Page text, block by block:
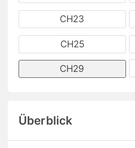
CH23
CH25
CH29
Überblick